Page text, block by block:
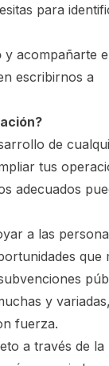
para
y acompañarte
escribirnos a
de
tus
adecuados
a las
que
y
fuerza.
a través de la